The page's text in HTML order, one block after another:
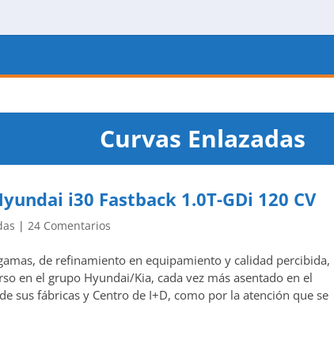
Curvas Enlazadas
i30 Fastback 1.0T-GDi 120 CV
|24 Comentarios
de refinamiento en equipamiento y calidad percibida,
en el grupo Hyundai/Kia, cada vez más asentado en el
sus fábricas y Centro de I+D, como por la atención que se